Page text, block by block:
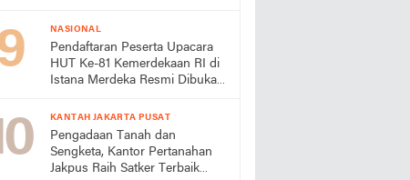
NASIONAL
Pendaftaran Peserta Upacara
HUT Ke-81 Kemerdekaan RI di
Istana Merdeka Resmi Dibuka
KANTAH JAKARTA PUSAT
Pengadaan Tanah dan
Sengketa, Kantor Pertanahan
Jakpus Raih Satker Terbaik